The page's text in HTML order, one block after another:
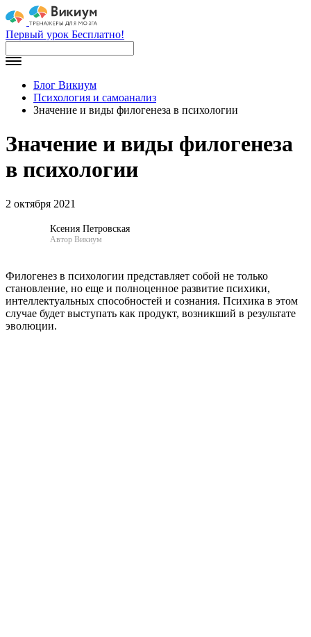
Первый урок Бесплатно!
Блог Викиум
Психология и самоанализ
Значение и виды филогенеза в психологии
Значение и виды филогенеза
в психологии
2 октября 2021
Ксения Петровская
Автор Викиум
Филогенез в психологии представляет собой не только
становление, но еще и полноценное развитие психики,
интеллектуальных способностей и сознания. Психика в этом
случае будет выступать как продукт, возникший в результате
эволюции.